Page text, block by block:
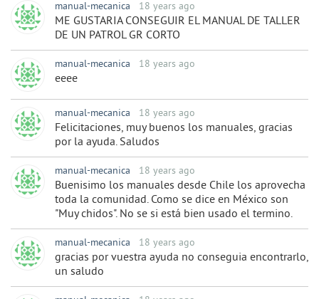
manual-mecanica 18 years ago
ME GUSTARIA CONSEGUIR EL MANUAL DE TALLER
DE UN PATROL GR CORTO
manual-mecanica 18 years ago
eeee
manual-mecanica 18 years ago
Felicitaciones, muy buenos los manuales, gracias
por la ayuda. Saludos
manual-mecanica 18 years ago
Buenisimo los manuales desde Chile los aprovecha
toda la comunidad. Como se dice en México son
"Muy chidos". No se si está bien usado el termino.
manual-mecanica 18 years ago
gracias por vuestra ayuda no conseguia encontrarlo,
un saludo